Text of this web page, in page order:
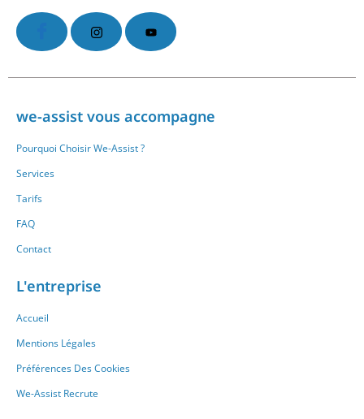
we-assist vous accompagne
Pourquoi Choisir We-Assist ?
Services
Tarifs
FAQ
Contact
L'entreprise
Accueil
Mentions Légales
Préférences Des Cookies
We-Assist Recrute